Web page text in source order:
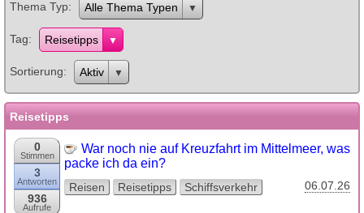
Thema Typ Alle Thema Typen
Tag Reisetipps
Sortierung Aktiv
Reisetipps
0
Stimmen
3
Antworten
936
Aufrufe
War noch nie auf Kreuzfahrt im Mittelmeer, was
packe ich da ein?
Reisen Reisetipps Schiffsverkehr 06.07.26